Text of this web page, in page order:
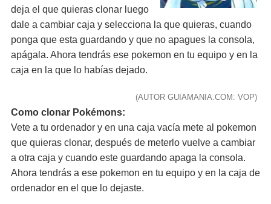
deja el que quieras clonar luego
dale a cambiar caja y selecciona la que quieras, cuando
ponga que esta guardando y que no apagues la consola,
apágala. Ahora tendrás ese pokemon en tu equipo y en la
caja en la que lo habías dejado.
(AUTOR GUIAMANIA.COM: VOP)
Como clonar Pokémons:
Vete a tu ordenador y en una caja vacía mete al pokemon
que quieras clonar, después de meterlo vuelve a cambiar
a otra caja y cuando este guardando apaga la consola.
Ahora tendrás a ese pokemon en tu equipo y en la caja de
ordenador en el que lo dejaste.